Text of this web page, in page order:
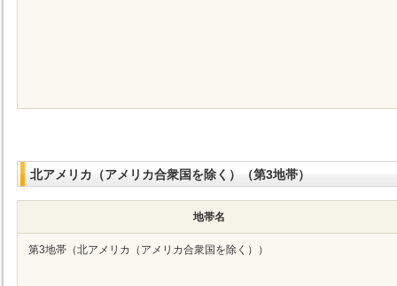
北アメリカ（アメリカ合衆国を除く）（第3地帯）
地帯名
第3地帯（北アメリカ（アメリカ合衆国を除く））